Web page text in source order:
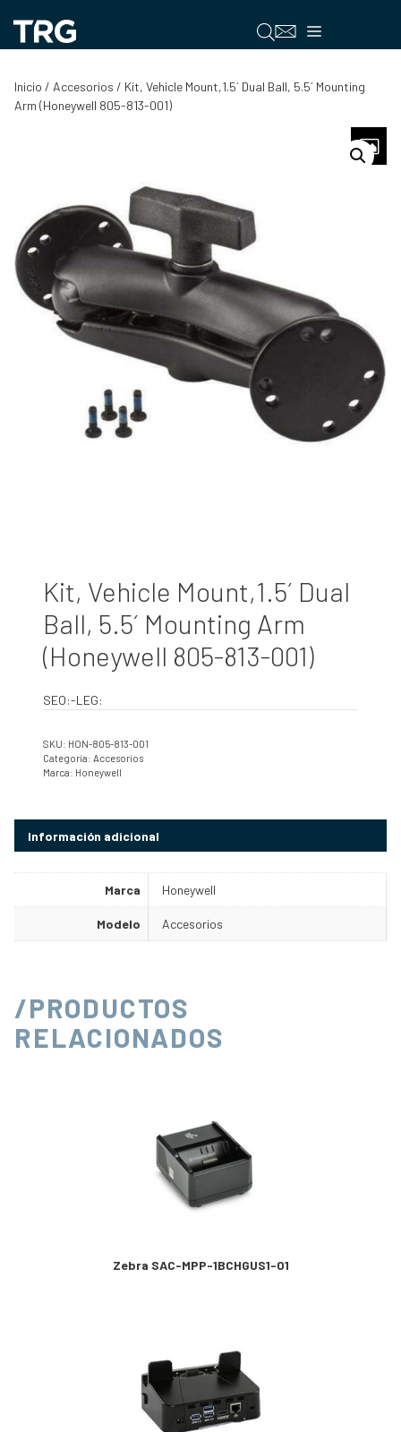
contenido
Menú
Inicio / Accesorios / Kit, Vehicle Mount,1.5´ Dual Ball, 5.5´ Mounting
Arm (Honeywell 805-813-001)
Kit, Vehicle Mount,1.5´ Dual
Ball, 5.5´ Mounting Arm
(Honeywell 805-813-001)
SEO:-LEG:
SKU: HON-805-813-001
Categoría: Accesorios
Marca: Honeywell
Información adicional
Marca Honeywell
Modelo Accesorios
/PRODUCTOS
RELACIONADOS
Zebra SAC-MPP-1BCHGUS1-01